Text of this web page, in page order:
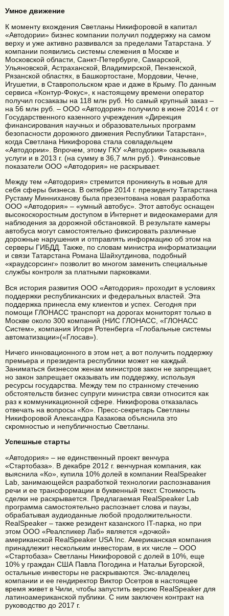
Умное движение
К моменту вхождения Светланы Никифоровой в капитал
«Автодории» бизнес компании получил поддержку на самом
верху и уже активно развивался за пределами Татарстана. У
компании появились системы слежения в Москве и
Московской области, Санкт-Петербурге, Самарской,
Ульяновской, Астраханской, Владимирской, Пензенской,
Рязанской областях, в Башкортостане, Мордовии, Чечне,
Игушетии, в Ставропольском крае и даже в Крыму. По данным
сервиса «Контур-Фокус», к настоящему времени оператор
получил госзаказы на 118 млн руб. Но самый крупный заказ –
на 56 млн руб. – ООО «Автодория» получило в июне 2014 г. от
Государственного казенного учреждения «Дирекция
финансирования научных и образовательных программ
безопасности дорожного движения Республики Татарстан»,
когда Светлана Никифорова стала совладельцем
«Автодории». Впрочем, этому ГКУ «Автодория» оказывала
услуги и в 2013 г. (на сумму в 36,7 млн руб.). Финансовые
показатели ООО «Автодория» не раскрывает.
Между тем «Автодория» стремится проникнуть в новые для
себя сферы бизнеса. В октябре 2014 г. президенту Татарстана
Рустаму Минниханову была презентована новая разработка
ООО «Автодория» – «умный автобус». Этот автобус оснащен
высокоскоростным доступом в Интернет и видеокамерами для
наблюдения за дорожной обстановкой. В результате камеры
автобуса могут самостоятельно фиксировать различные
дорожные нарушения и отправлять информацию об этом на
серверы ГИБДД. Также, по словам министра информатизации
и связи Татарстана Романа Шайхутдинова, подобный
«краудсорсинг» позволит во многом заменить специальные
службы контроля за платными парковками.
Вся история развития ООО «Автодория» проходит в условиях
поддержки республиканских и федеральных властей. Эта
поддержка принесла ему клиентов и успех. Сегодня при
помощи ГЛОНАСС транспорт на дорогах мониторят только в
Москве около 300 компаний (НИС ГЛОНАСС, «ГЛОНАСС
Систем», компания Игоря Ротенберга «Глобальные системы
автоматизации»(«Глосав»).
Ничего инновационного в этом нет, а вот получить поддержку
премьера и президента республики может не каждый.
Заниматься бизнесом женам министров закон не запрещает,
но закон запрещает оказывать им поддержку, используя
ресурсы государства. Между тем по странному стечению
обстоятельств бизнес супруги министра связи относится как
раз к коммуникационной сфере. Никифорова отказалась
отвечать на вопросы «Ко». Пресс-секретарь Светланы
Никифоровой Александра Казакова объяснила это
скромностью и непубличностью Светланы.
Успешные старты
«Автодория» – не единственный проект венчура
«Стартобаза». В декабре 2012 г. венчурная компания, как
выяснила «Ко», купила 10% долей в компании RealSpeaker
Lab, занимающейся разработкой технологии распознавания
речи и ее трансформации в буквенный текст. Стоимость
сделки не раскрывается. Предлагаемая RealSpeaker Lab
программа самостоятельно распознает слова и паузы,
обрабатывая аудиоданные любой продолжительности.
RealSpeaker – также резидент казанского IT-парка, но при
этом ООО «Реалспикер Лаб» является «дочкой»
американской RealSpeaker USA Inc. Американская компания
принадлежит нескольким инвесторам, в их числе – ООО
«Стартобаза» Светланы Никифоровой с долей в 10%, еще
10% у граждан США Павла Погодина и Натальи Бугорской,
остальные инвесторы не раскрываются. Экс-владелец
компании и ее гендиректор Виктор Осетров в настоящее
время живет в Чили, чтобы запустить версию RealSpeaker для
латиноамериканской публики. С ним заключен контракт на
руководство до 2017 г.